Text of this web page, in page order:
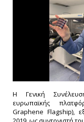
Η Γενική
ευρωπαϊκής
Graphene Flagship),